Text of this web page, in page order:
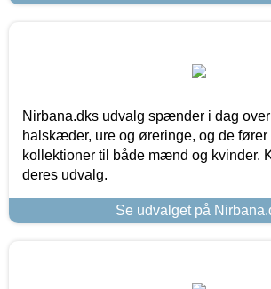
Nirbana.dks udvalg spænder i dag
halskæder, ure og øreringe, og de fører
kollektioner til både mænd og kvinder.
deres udvalg.
Se udvalget på